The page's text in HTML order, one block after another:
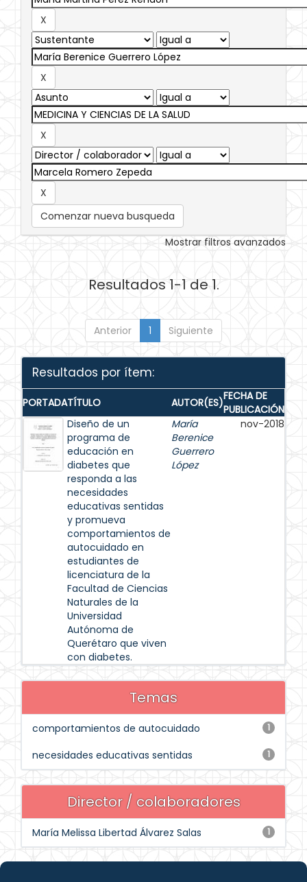
Comenzar nueva busqueda
Mostrar filtros avanzados
Resultados 1-1 de 1.
Anterior 1 Siguiente
Resultados por ítem:
PORTADATÍTULO AUTOR(ES)FECHA DE
PUBLICACIÓN
Diseño de un
programa de
educación en
diabetes que
responda a las
necesidades
educativas sentidas
y promueva
comportamientos de
autocuidado en
estudiantes de
licenciatura de la
Facultad de Ciencias
Naturales de la
Universidad
Autónoma de
Querétaro que viven
con diabetes.
María
Berenice
Guerrero
López
nov-2018
Temas
1
comportamientos de autocuidado
1
necesidades educativas sentidas
Director / colaboradores
1
María Melissa Libertad Álvarez Salas